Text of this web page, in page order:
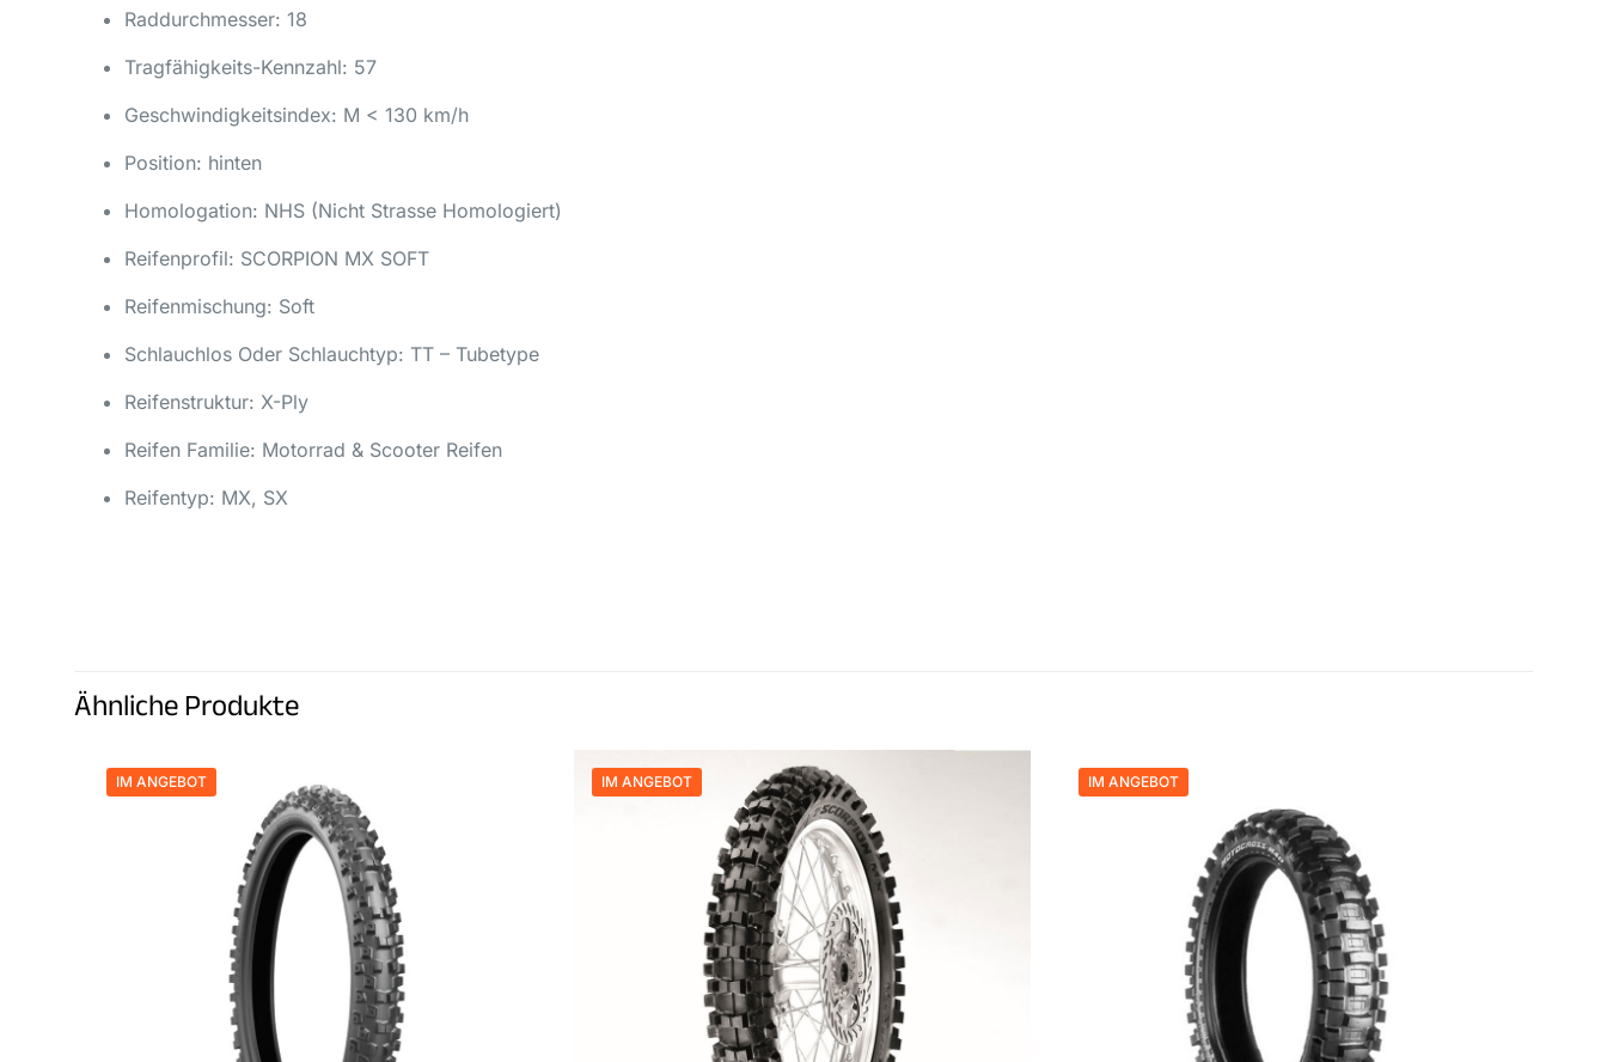
Raddurchmesser: 18
Tragfähigkeits-Kennzahl: 57
Geschwindigkeitsindex: M < 130 km/h
Position: hinten
Homologation: NHS (Nicht Strasse Homologiert)
Reifenprofil: SCORPION MX SOFT
Reifenmischung: Soft
Schlauchlos Oder Schlauchtyp: TT – Tubetype
Reifenstruktur: X-Ply
Reifen Familie: Motorrad & Scooter Reifen
Reifentyp: MX, SX
Ähnliche Produkte
IM ANGEBOT IM ANGEBOT IM ANGEBOT